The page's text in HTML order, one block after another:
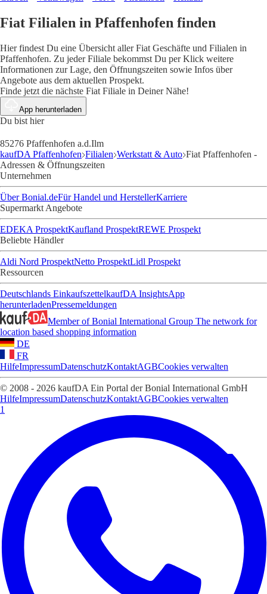
Fiat Filialen in Pfaffenhofen finden
Hier findest Du eine Übersicht aller Fiat Geschäfte und Filialen in
Pfaffenhofen. Zu jeder Filiale bekommst Du per Klick weitere
Informationen zur Lage, den Öffnungszeiten sowie Infos über
Angebote aus dem aktuellen Prospekt.
Finde jetzt die nächste Fiat Filiale in Deiner Nähe!
App herunterladen
Du bist hier
85276 Pfaffenhofen a.d.Ilm
kaufDA Pfaffenhofen Filialen Werkstatt & Auto Fiat Pfaffenhofen -
Adressen & Öffnungszeiten
Unternehmen
Über Bonial.deFür Handel und HerstellerKarriere
Supermarkt Angebote
EDEKA ProspektKaufland ProspektREWE Prospekt
Beliebte Händler
Aldi Nord ProspektNetto ProspektLidl Prospekt
Ressourcen
Deutschlands EinkaufszettelkaufDA InsightsApp
herunterladenPressemeldungen
Member of Bonial International Group The network for
location based shopping information
DE
FR
HilfeImpressumDatenschutzKontaktAGBCookies verwalten
© 2008 - 2026 kaufDA Ein Portal der Bonial International GmbH
HilfeImpressumDatenschutzKontaktAGBCookies verwalten
1